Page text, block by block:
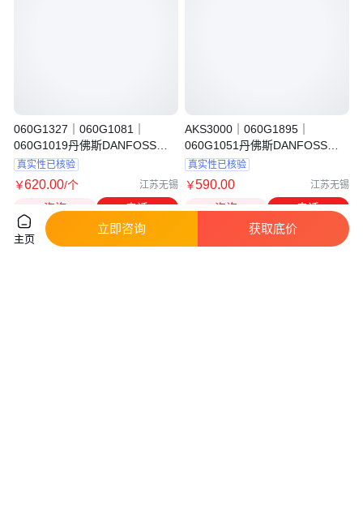
060G1327｜060G1081｜
060G1019丹佛斯DANFOSS压
力传感器AKS3000
真实性已核验
￥620.00/个 江苏无锡
咨询 电话
AKS3000｜060G1895｜
060G1051丹佛斯DANFOSS压
力传感器
真实性已核验
￥590.00 江苏无锡
咨询 电话
主页
立即咨询 获取底价